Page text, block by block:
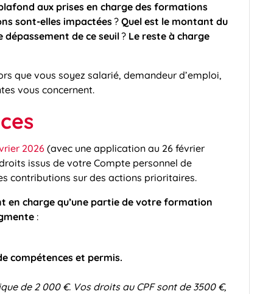
aux prises en charge des formations
sont-elles impactées?Quel est le montant du
dépassement de ce seuil? Le reste à charge
que vous soyez salarié, demandeur d’emploi,
vous concernent.
2026 (avec une application au 26 février
issus de votre Compte personnel de
contributions sur des actions prioritaires.
en charge qu’une partie de votre formation
:
compétences et permis.
de 2 000 €. Vos droits au CPF sont de 3500 €,